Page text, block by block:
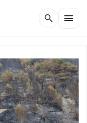
search menu